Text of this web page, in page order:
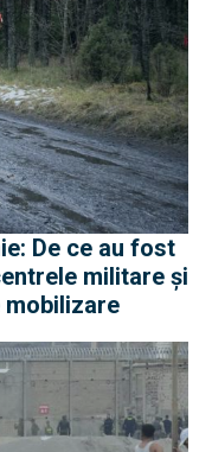
De ce au fost
militare și
mobilizare